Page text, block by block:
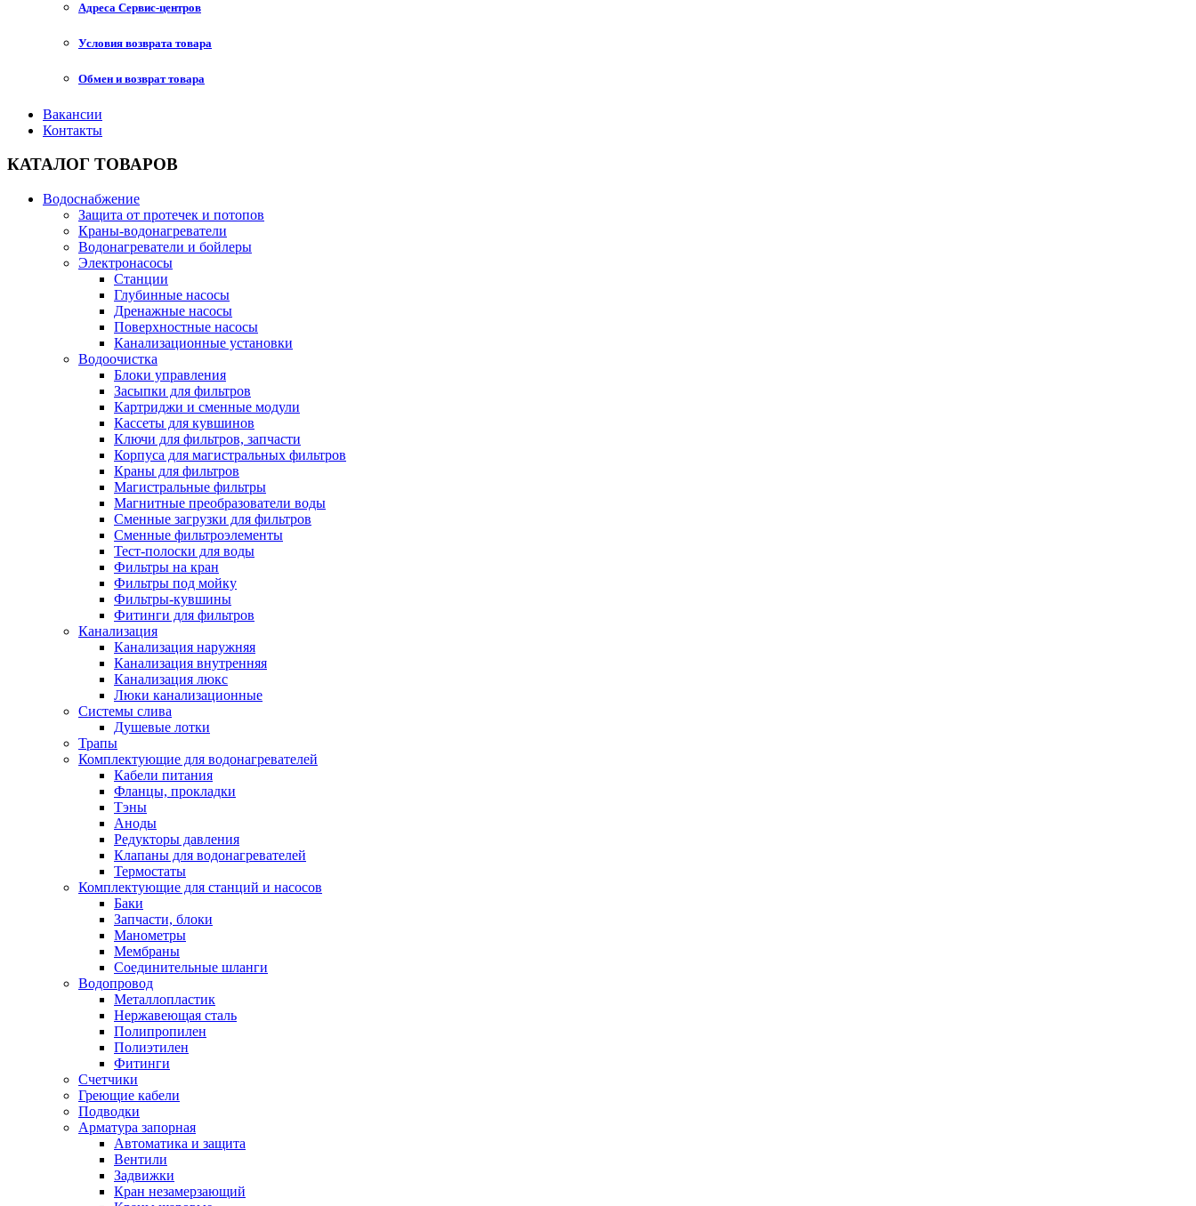
Адреса Сервис-центров
Условия возврата товара
Обмен и возврат товара
Вакансии
Контакты
КАТАЛОГ ТОВАРОВ
Водоснабжение
Защита от протечек и потопов
Краны-водонагреватели
Водонагреватели и бойлеры
Электронасосы
Станции
Глубинные насосы
Дренажные насосы
Поверхностные насосы
Канализационные установки
Водоочистка
Блоки управления
Засыпки для фильтров
Картриджи и сменные модули
Кассеты для кувшинов
Ключи для фильтров, запчасти
Корпуса для магистральных фильтров
Краны для фильтров
Магистральные фильтры
Магнитные преобразователи воды
Сменные загрузки для фильтров
Сменные фильтроэлементы
Тест-полоски для воды
Фильтры на кран
Фильтры под мойку
Фильтры-кувшины
Фитинги для фильтров
Канализация
Канализация наружняя
Канализация внутренняя
Канализация люкс
Люки канализационные
Системы слива
Душевые лотки
Трапы
Комплектующие для водонагревателей
Кабели питания
Фланцы, прокладки
Тэны
Аноды
Редукторы давления
Клапаны для водонагревателей
Термостаты
Комплектующие для станций и насосов
Баки
Запчасти, блоки
Манометры
Мембраны
Соединительные шланги
Водопровод
Металлопластик
Нержавеющая сталь
Полипропилен
Полиэтилен
Фитинги
Счетчики
Греющие кабели
Подводки
Арматура запорная
Автоматика и защита
Вентили
Задвижки
Кран незамерзающий